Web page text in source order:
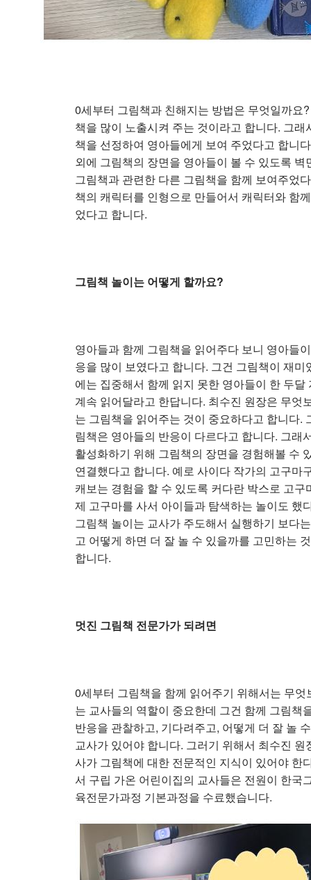
0세부터 그림책과 친해지는 방법은 무엇일까요
책을 많이 노출시켜 주는 것이라고 합니다. 그래
책을 선정하여 영아들에게 보여 주었다고 합니
외에 그림책의 장면을 영아들이 볼 수 있도록 벽
그림책과 관련한 다른 그림책을 함께 보여주었
책의 캐릭터를 인형으로 만들어서 캐릭터와 함
었다고 합니다.
그림책 놀이는 어떻게 할까요?
영아들과 함께 그림책을 읽어주다 보니 영아들
응을 많이 보였다고 합니다. 그건 그림책이 재미
에는 집중해서 함께 읽지 못한 영아들이 한 두달
계속 읽어달라고 한답니다. 최수진 원장은 무엇
는 그림책을 읽어주는 것이 중요하다고 합니다.
림책은 영아들의 반응이 다르다고 합니다. 그래
활성화하기 위해 그림책의 장면을 경험해볼 수
연결했다고 합니다. 예로 사이다 작가의 고구마
캐보는 경험을 할 수 있도록 커다란 박스로 고구
제 고구마를 사서 아이들과 탐색하는 놀이도 했
그림책 놀이는 교사가 주도해서 실행하기 보다
고 어떻게 하면 더 잘 놀 수 있을까를 고민하는
합니다.
멋진 그림책 전문가가 되려면
0세부터 그림책을 함께 읽어주기 위해서는 무엇
는 교사들의 역할이 중요한데 그건 함께 그림책
반응을 관찰하고, 기다려주고, 어떻게 더 잘 놀
교사가 있어야 합니다. 그러기 위해서 최수진 원
사가 그림책에 대한 전문적인 지식이 있어야 한
서 구립 가온 어린이집의 교사들은 전원이 한국
육전문가과정 기본과정을 수료했습니다.